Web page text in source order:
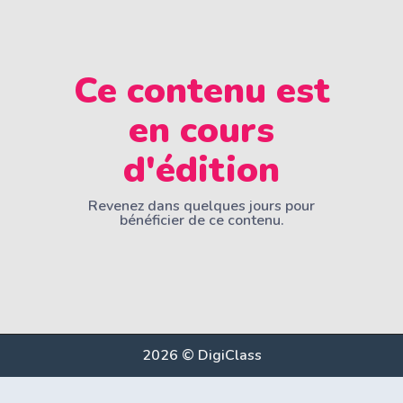
Ce contenu est
en cours
d'édition
Revenez dans quelques jours pour
bénéficier de ce contenu.
2026 © DigiClass